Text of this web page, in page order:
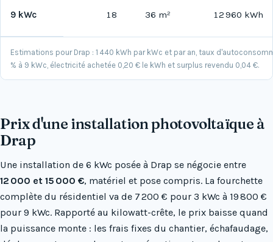
Estimations pour Drap : 1 440 kWh par kWc et par an, taux
% à 9 kWc, électricité achetée 0,20 € le kWh et surplus revendu 0,04 €.
9 kWc 18 36 m² 12 960 kWh
Prix d'une installation photovoltaïque à
Drap
Une installation de 6 kWc posée à Drap se négocie entre
12 000 et 15 000 €, matériel et pose compris. La fourchette
complète du résidentiel va de 7 200 € pour 3 kWc à 19 800 €
pour 9 kWc. Rapporté au kilowatt-crête, le prix baisse quand
la puissance monte : les frais fixes du chantier, échafaudage,